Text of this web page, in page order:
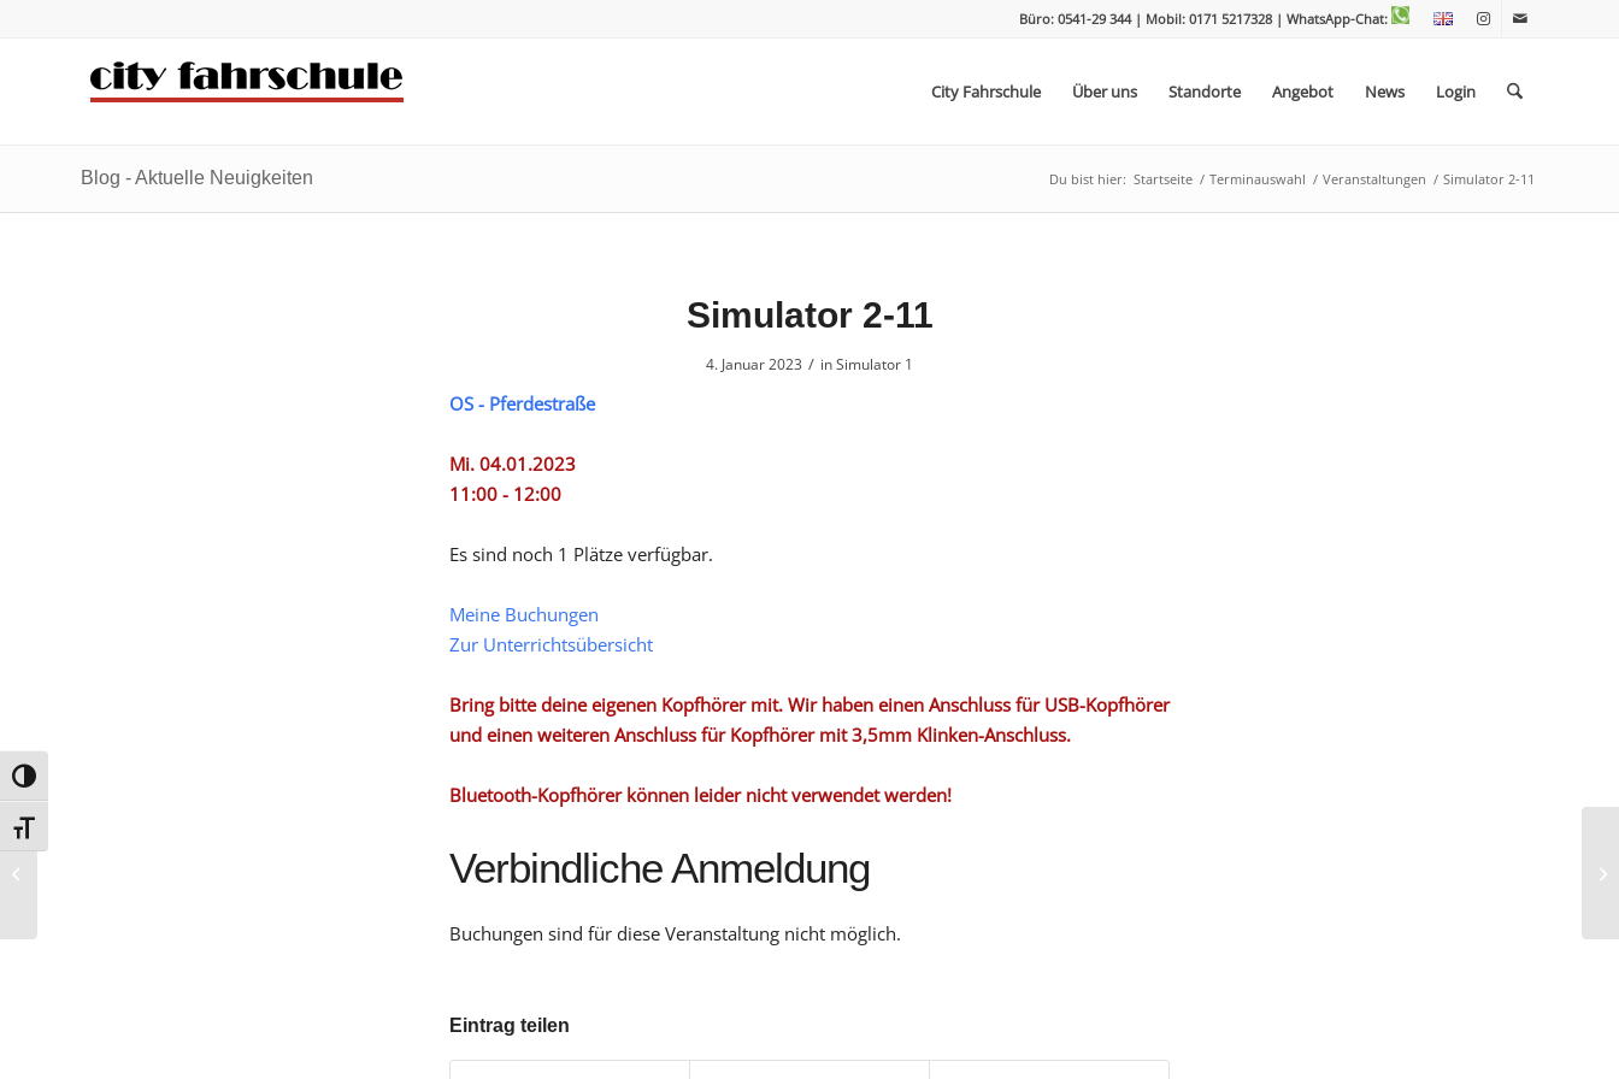
Umschalten auf hohe Kontraste
Schrift vergrößern
Büro: 0541-29 344 | Mobil: 0171 5217328 | WhatsApp-Chat:
City Fahrschule Über uns Standorte Angebot News Login
Blog - Aktuelle Neuigkeiten Du bist hier: Startseite / Terminauswahl / Veranstaltungen / Simulator 2-11
Simulator 2-11
4. Januar 2023 / inSimulator 1
OS - Pferdestraße
Mi. 04.01.2023
11:00 - 12:00
Es sind noch 1 Plätze verfügbar.
Meine Buchungen
Zur Unterrichtsübersicht
Bring bitte deine eigenen Kopfhörer mit. Wir haben einen Anschluss für USB-Kopfhörer
und einen weiteren Anschluss für Kopfhörer mit 3,5mm Klinken-Anschluss.
Bluetooth-Kopfhörer können leider nicht verwendet werden!
Verbindliche Anmeldung
Buchungen sind für diese Veranstaltung nicht möglich.
Eintrag teilen